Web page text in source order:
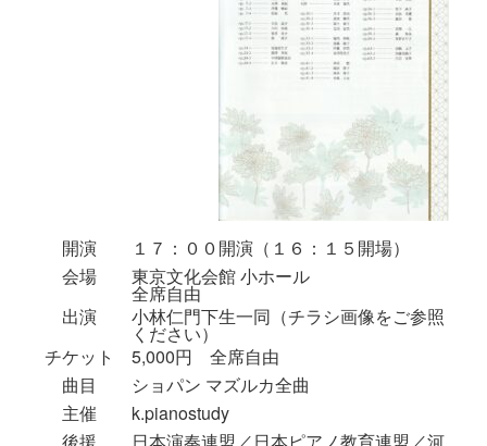
開演
１７：００開演（１６：１５開場）
会場
東京文化会館 小ホール
全席自由
出演
小林仁門下生一同（チラシ画像をご参照
ください）
チケット
5,000円 全席自由
曲目
ショパン マズルカ全曲
主催
k.pianostudy